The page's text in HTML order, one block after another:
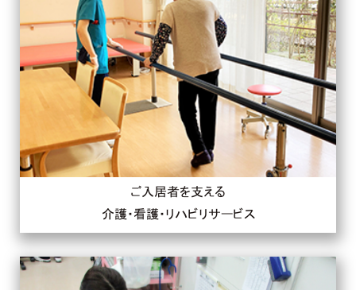
ご入居者を支える
介護・看護・リハビリサービス